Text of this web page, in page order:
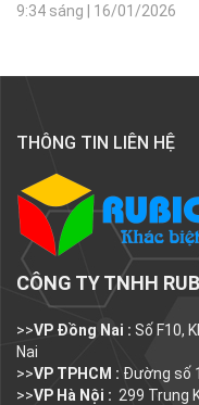
9:34 sáng 16/01/2026
THÔNG TIN LIÊN HỆ
CÔNG TY TNHH
>>VP Đồng Nai : Số F10,
Nai
>>VP TPHCM : Đường số
>>VP Hà Nội : 299 Trung